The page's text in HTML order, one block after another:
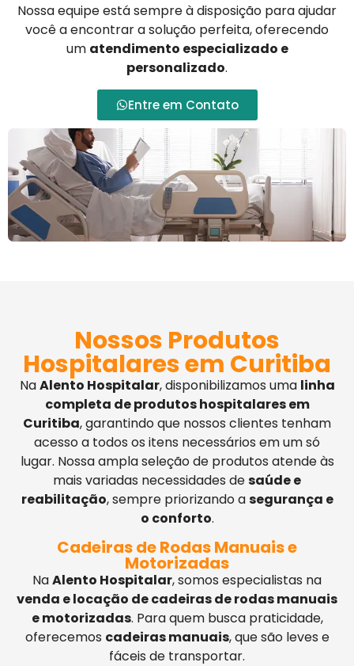
Nossa equipe está sempre à disposição para ajudar
você a encontrar a solução perfeita, oferecendo
um atendimento especializado e
personalizado.
Entre em Contato
Nossos Produtos
Hospitalares em Curitiba
NaAlento Hospitalar, disponibilizamos uma linha
completa de produtos hospitalares em
Curitiba, garantindo que nossos clientes tenham
acesso a todos os itens necessários em um só
lugar. Nossa ampla seleção de produtos atende às
mais variadas necessidades desaúde e
reabilitação, sempre priorizando asegurança e
o conforto.
Cadeiras de Rodas Manuais e
Motorizadas
NaAlento Hospitalar, somos especialistas na
venda e locação de cadeiras de rodas manuais
e motorizadas. Para quem busca praticidade,
oferecemos cadeiras manuais, que são leves e
fáceis de transportar.